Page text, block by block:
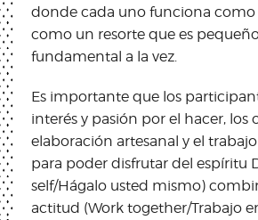
donde cada uno funciona como
como un resorte que es
fundamental a la vez.
Es importante que los
interés y pasión por el hacer, los
elaboración artesanal y el
para poder disfrutar del espíritu
self/Hágalo usted mismo)
actitud (Work together/Trabajo